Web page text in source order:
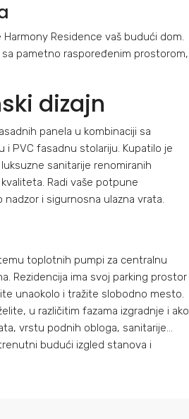
Residence vaš budući dom.
pametno raspoređenim prostorom,
dizajn
panela u kombinaciji sa
i PVC fasadnu stolariju. Kupatilo je
sanitarije renomiranih
Radi vaše potpune
i sigurnosna ulazna vrata.
toplotnih pumpi za centralnu
Rezidencija ima svoj parking prostor
unaokolo i tražite slobodno mesto.
u različitim fazama izgradnje i ako
vrstu podnih obloga, sanitarije…
budući izgled stanova i